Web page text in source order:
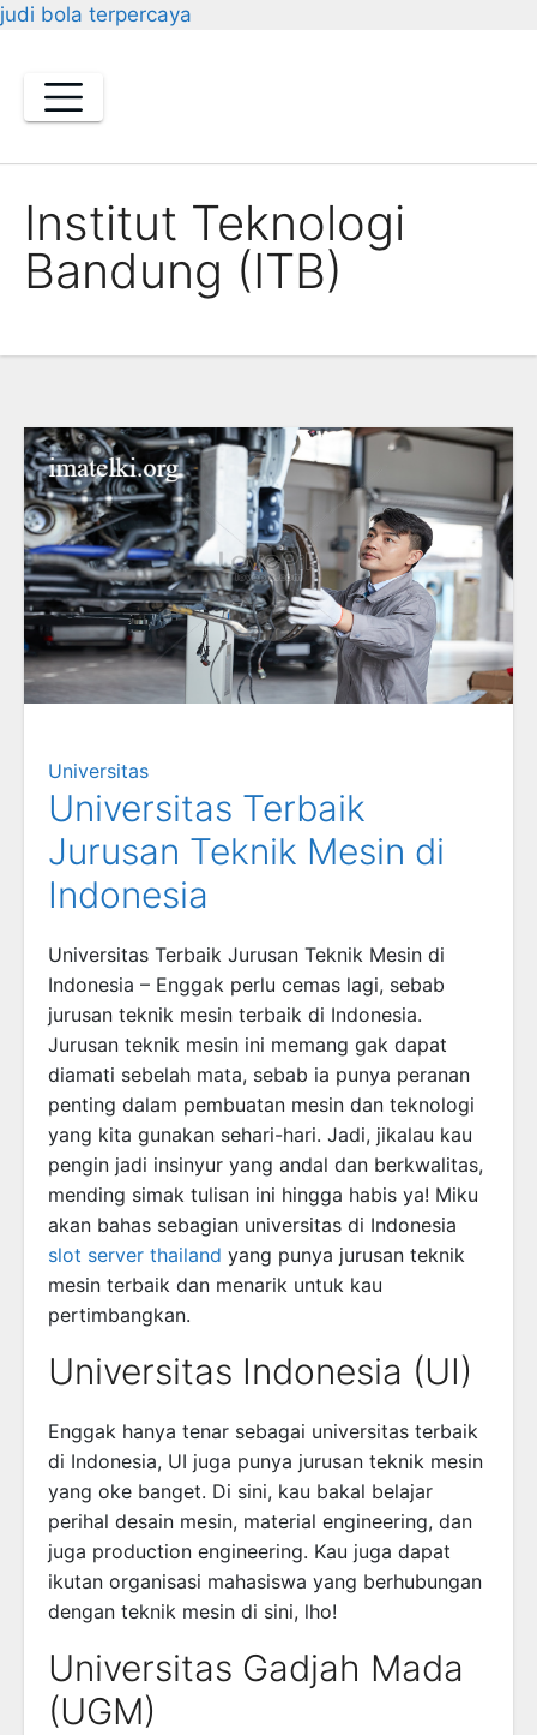
judi bola terpercaya
content
Institut Teknologi
Bandung (ITB)
Universitas
Universitas Terbaik
Jurusan Teknik Mesin di
Indonesia
Universitas Terbaik Jurusan Teknik Mesin di
Indonesia – Enggak perlu cemas lagi, sebab
jurusan teknik mesin terbaik di Indonesia.
Jurusan teknik mesin ini memang gak dapat
diamati sebelah mata, sebab ia punya peranan
penting dalam pembuatan mesin dan teknologi
yang kita gunakan sehari-hari. Jadi, jikalau kau
pengin jadi insinyur yang andal dan berkwalitas,
mending simak tulisan ini hingga habis ya! Miku
akan bahas sebagian universitas di Indonesia
slot server thailand yang punya jurusan teknik
mesin terbaik dan menarik untuk kau
pertimbangkan.
Universitas Indonesia (UI)
Enggak hanya tenar sebagai universitas terbaik
di Indonesia, UI juga punya jurusan teknik mesin
yang oke banget. Di sini, kau bakal belajar
perihal desain mesin, material engineering, dan
juga production engineering. Kau juga dapat
ikutan organisasi mahasiswa yang berhubungan
dengan teknik mesin di sini, lho!
Universitas Gadjah Mada
(UGM)